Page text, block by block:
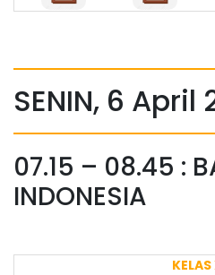
SENIN, 6 April
07.15 – 08.45 :
INDONESIA
KELAS